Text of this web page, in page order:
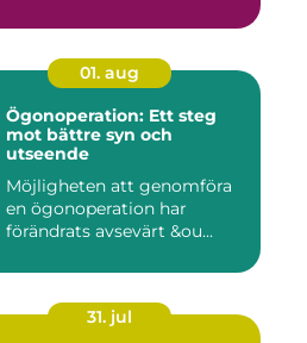
01. aug
Ögonoperation: Ett steg
mot bättre syn och
utseende
Möjligheten att genomföra
en ögonoperation har
förändrats avsevärt &ou...
31. jul